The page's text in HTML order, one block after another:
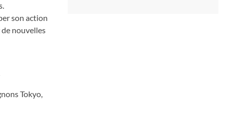
son action
nouvelles
Tokyo,